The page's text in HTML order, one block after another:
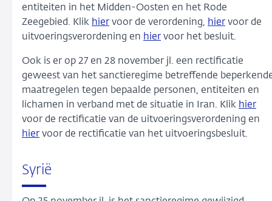
entiteiten in het Midden-Oosten en het Rode
Zeegebied. Klik hier voor de verordening, hier voor de
uitvoeringsverordening en hier voor het besluit.
Ook is er op 27 en 28 november jl. een rectificatie
geweest van het sanctieregime betreffende
maatregelen tegen bepaalde personen, entiteiten en
lichamen in verband met de situatie in Iran. Klik hier
voor de rectificatie van de uitvoeringsverordening en
hier voor de rectificatie van het uitvoeringsbesluit.
Syrië